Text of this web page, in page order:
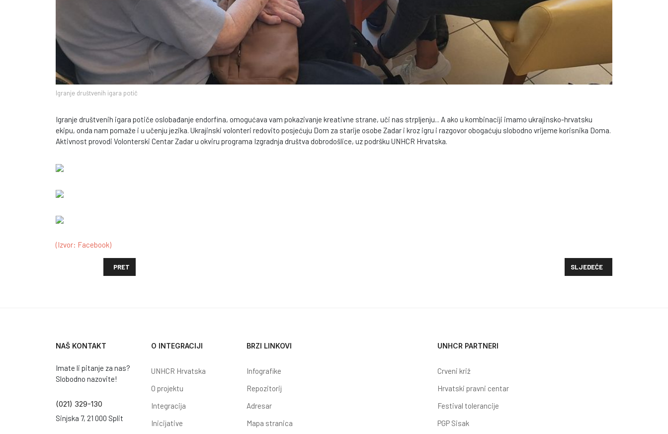
Igranje društvenih igara potič
Igranje društvenih igara potiče oslobađanje endorfina, omogućava vam pokazivanje kreativne strane, uči nas strpljenju... A ako u kombinaciji imamo ukrajinsko-hrvatsku
ekipu, onda nam pomaže i u učenju jezika. Ukrajinski volonteri redovito posjećuju Dom za starije osobe Zadar i kroz igru i razgovor obogaćuju slobodno vrijeme korisnika Doma.
Aktivnost provodi Volonterski Centar Zadar u okviru programa Izgradnja društva dobrodošlice, uz podršku UNHCR Hrvatska.
(Izvor: Facebook)
PRETHODNI ČLANAK: KAKO SU ZANIMLJIVU RADIONICU ORGANIZIRALI NAŠI
PRET SLJEDEĆI ČLANAK: U RIJECI
SLJEDEĆE
NAŠ KONTAKT
Imate li pitanje za nas?
Slobodno nazovite!
(021) 329-130
Sinjska 7, 21 000 Split
O INTEGRACIJI
UNHCR Hrvatska
O projektu
Integracija
Inicijative
BRZI LINKOVI
Infografike
Repozitorij
Adresar
Mapa stranica
UNHCR PARTNERI
Crveni križ
Hrvatski pravni centar
Festival tolerancije
PGP Sisak